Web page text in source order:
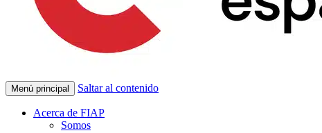
Menú principal Saltar al contenido
Acerca de FIAP
Somos